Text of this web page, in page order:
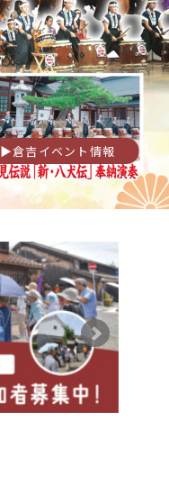
▶︎倉吉イベント情報